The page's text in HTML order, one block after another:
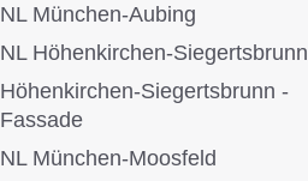
NL München-Aubing
NL Höhenkirchen-Siegertsbrunn
Höhenkirchen-Siegertsbrunn -
Fassade
NL München-Moosfeld